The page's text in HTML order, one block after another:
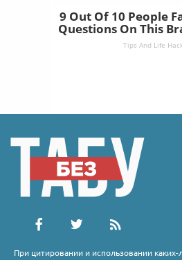
9 Out Of 10 People
Questions On This
Tips And Life
При цитировании и использовании